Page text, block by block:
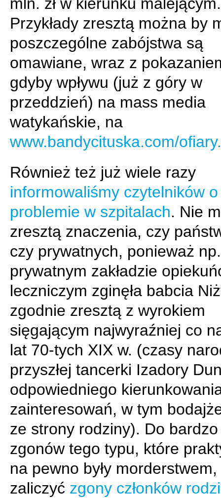
Przykłady zresztą można by
poszczególne zabójstwa są
omawiane, wraz z
gdyby wpływu (już z góry w
przeddzień) na mass media
watykańskie, na
www.bandycituska.com/
Również też już wiele razy
informowaliśmy czytelników o
problemie w szpitalach. Nie
zresztą znaczenia, czy
czy prywatnych, ponieważ
prywatnym zakładzie
leczniczym zginęła babcia
zgodnie zresztą z wyrokiem
sięgającym najwyraźniej co
lat 70-tych XIX w. (czasy
przyszłej tancerki Izadory
odpowiedniego
zainteresowań, w tym
ze strony rodziny). Do
zgonów tego typu, które
na pewno były
zaliczyć zgony członków